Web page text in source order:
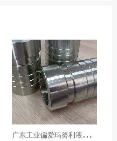
广
东工业偏爱玛努利液压产品的五大原因（代理深度分析）